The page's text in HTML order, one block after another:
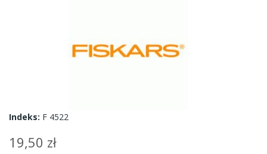
Indeks: F 4522
19,50 zł